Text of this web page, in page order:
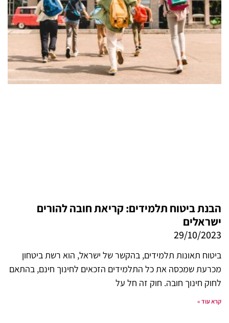
הבנת ביטוח תלמידים: קריאת חובה להורים
ישראלים
29/10/2023
ביטוח תאונות תלמידים, בהקשר של ישראל, הוא רשת ביטחון
מכרעת שמכסה את כל התלמידים הזכאים לחינוך חינם, בהתאם
לחוק חינוך חובה. חוק זה חל על
קרא עוד »